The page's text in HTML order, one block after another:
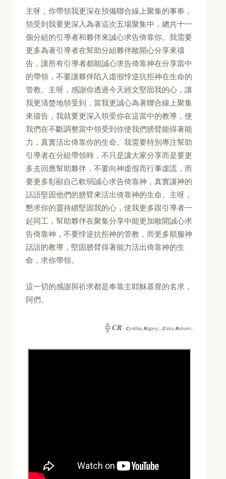
主呀，你帶領我更深在預備聯合線上聚集的事奉，
領受到我要更深入為著這次五場聚集中，總共十一
個分組的引導者和夥伴來誠心求告倚靠你。我需要
更多為著引導者在幫助分組夥伴敞開心分享來禱
告，讓所有引導者都能誠心求告倚靠神在分享當中
的帶領，不要讓夥伴陷入虛假悖逆抗拒神在生命的
管教。主呀，感謝你透過今天經文堅固我的心，讓
我更清楚地領受到，當我更誠心為著聯合線上聚集
來禱告，我就要更深入領受你在這當中的教導，使
我們在不斷調整當中領受到你使我們膀臂能得著能
力，真實活出倚靠你的生命。我需要特別專注幫助
引導者在分組帶領時，不只是讓大家分享而是要更
多去回應幫助夥伴，不要向神虛假而行事虛謊，而
要更多彰顯自己軟弱誠心求告倚靠神，真實讓神的
話語堅固他們的膀臂來活出倚靠神的生命。主呀，
懇求你的靈持續堅固我的心，使我更多跟引導者一
起同工，幫助夥伴在聚集分享中能更加敞開誠心求
告倚靠神，不要悖逆抗拒神的管教，而更多順服神
話語的教導，堅固膀臂得著能力活出倚靠神的生
命，求你帶領。
這一切的感謝與祈求都是奉靠主耶穌基督的名求，
阿們。
╬CR -Cynthia, Rogery... Cross, Reborn...